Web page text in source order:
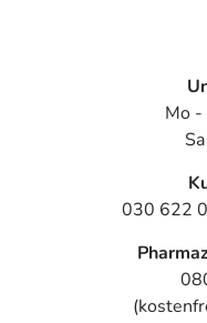
- Missempfindungen,
- Bewegungsstarre des
- Erkrankungen des
- Veränderung des
- Leukopenie
Blutkörperchen)
Mo
030 622